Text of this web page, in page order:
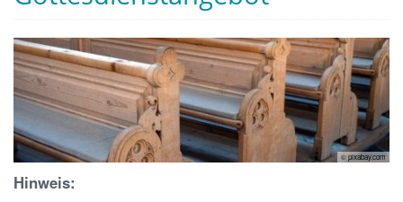
© pixabay.com
Hinweis: